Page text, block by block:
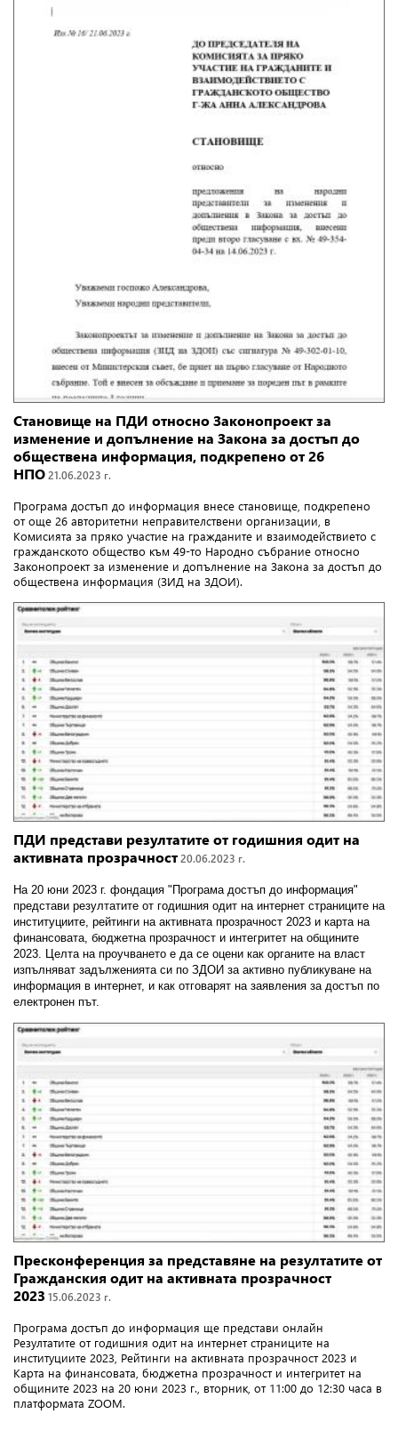
Становище на ПДИ относно Законопроект за
изменение и допълнение на Закона за достъп до
обществена информация, подкрепено от 26
НПО 21.06.2023 г.
Програма достъп до информация внесе становище, подкрепено
от още 26 авторитетни неправителствени организации, в
Комисията за пряко участие на гражданите и взаимодействието с
гражданското общество към 49-то Народно събрание относно
Законопроект за изменение и допълнение на Закона за достъп до
обществена информация (ЗИД на ЗДОИ).
ПДИ представи резултатите от годишния одит на
активната прозрачност 20.06.2023 г.
На 20 юни 2023 г. фондация "Програма достъп до информация"
представи резултатите от годишния одит на интернет страниците на
институциите, рейтинги на активната прозрачност 2023 и карта на
финансовата, бюджетна прозрачност и интегритет на общините
2023.
Целта на проучването е да се оцени как органите на власт
изпълняват задълженията си по ЗДОИ за активно публикуване на
информация в интернет, и как отговарят на заявления за достъп по
електронен път.
Пресконференция за представяне на резултатите от
Гражданския одит на активната прозрачност
2023 15.06.2023 г.
Програма достъп до информация ще представи онлайн
Резултатите от годишния одит на интернет страниците на
институциите 2023, Рейтинги на активната прозрачност 2023 и
Карта на финансовата, бюджетна прозрачност и интегритет на
общините 2023 на 20 юни 2023 г., вторник, от 11:00 до 12:30 часа в
платформата ZOOM.